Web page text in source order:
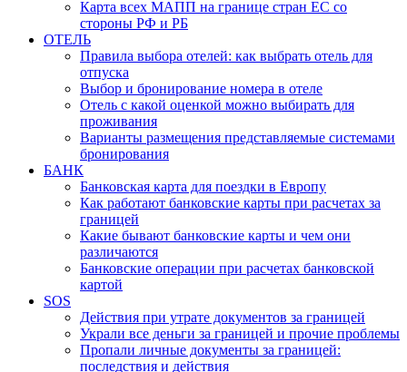
Карта всех МАПП на границе стран ЕС со
стороны РФ и РБ
ОТЕЛЬ
Правила выбора отелей: как выбрать отель для
отпуска
Выбор и бронирование номера в отеле
Отель с какой оценкой можно выбирать для
проживания
Варианты размещения представляемые системами
бронирования
БАНК
Банковская карта для поездки в Европу
Как работают банковские карты при расчетах за
границей
Какие бывают банковские карты и чем они
различаются
Банковские операции при расчетах банковской
картой
SOS
Действия при утрате документов за границей
Украли все деньги за границей и прочие проблемы
Пропали личные документы за границей:
последствия и действия